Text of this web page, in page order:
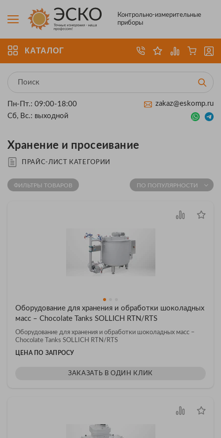
Контрольно-измерительные
приборы
КАТАЛОГ
Пн-Пт.: 09:00-18:00
Сб, Вс.: выходной
zakaz@eskomp.ru
Хранение и просеивание
ПРАЙС-ЛИСТ КАТЕГОРИИ
ФИЛЬТРЫ ТОВАРОВ ПО ПОПУЛЯРНОСТИ
Оборудование для хранения и обработки шоколадных
масс – Chocolate Tanks SOLLICH RTN/RTS
Оборудование для хранения и обработки шоколадных масс –
Chocolate Tanks SOLLICH RTN/RTS
ЦЕНА ПО ЗАПРОСУ
ЗАКАЗАТЬ В ОДИН КЛИК